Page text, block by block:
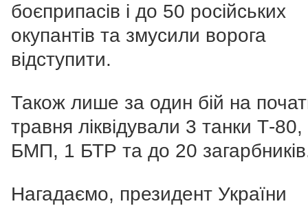
боєприпасів і до 50 російських
окупантів та змусили ворога
відступити.
Також лише за один бій на
травня ліквідували 3 танки Т-80,
БМП, 1 БТР та до 20
Нагадаємо, президент України